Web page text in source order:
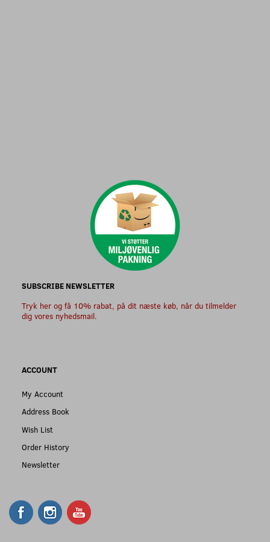
SUBSCRIBE NEWSLETTER
Tryk her og få 10% rabat, på dit næste køb, når du tilmelder
dig vores nyhedsmail.
ACCOUNT
My Account
Address Book
Wish List
Order History
Newsletter